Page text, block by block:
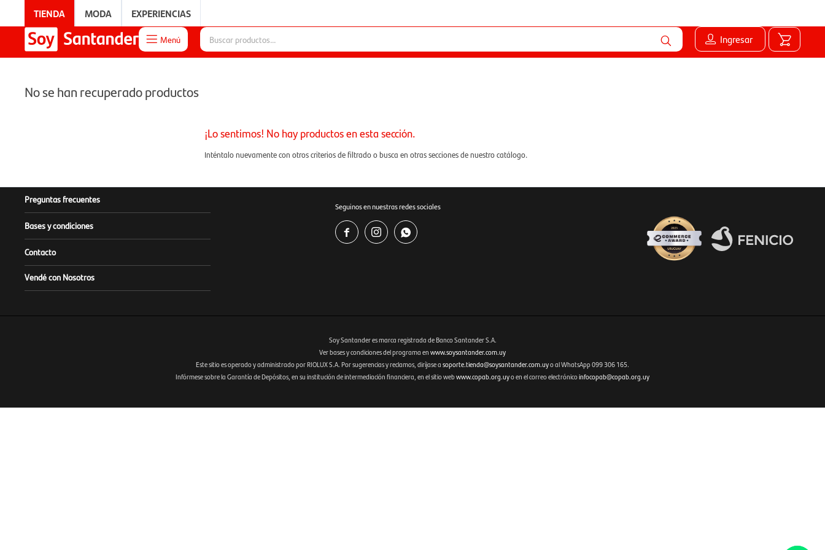
TIENDA MODA EXPERIENCIAS
 Menú Ingresar
No se han recuperado productos
¡Lo sentimos! No hay productos en esta sección.
Inténtalo nuevamente con otros criterios de filtrado o busca en otras secciones de nuestro catálogo.
Preguntas frecuentes
Bases y condiciones
Contacto
Vendé con Nosotros
Seguinos en nuestras redes sociales
  
Fenicio eCommerce Uruguay
Soy Santander es marca registrada de Banco Santander S.A.
Ver bases y condiciones del programa en www.soysantander.com.uy
Este sitio es operado y administrado por RIOLUX S.A. Por sugerencias y reclamos, diríjase a soporte.tienda@soysantander.com.uyo al WhatsApp 099 306 165.
Infórmese sobre la Garantía de Depósitos, en su institución de intermediación financiera, en el sitio webwww.copab.org.uyo en el correo electrónicoinfocopab@copab.org.uy